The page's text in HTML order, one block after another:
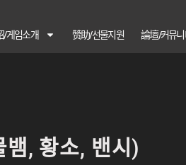
게임소개 赞助/선물지원 論壇/커뮤니
, 황소, 밴시)